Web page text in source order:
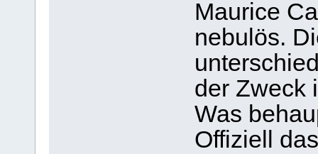
Maurice
nebulös.
der Zweck
Was
Offiziell